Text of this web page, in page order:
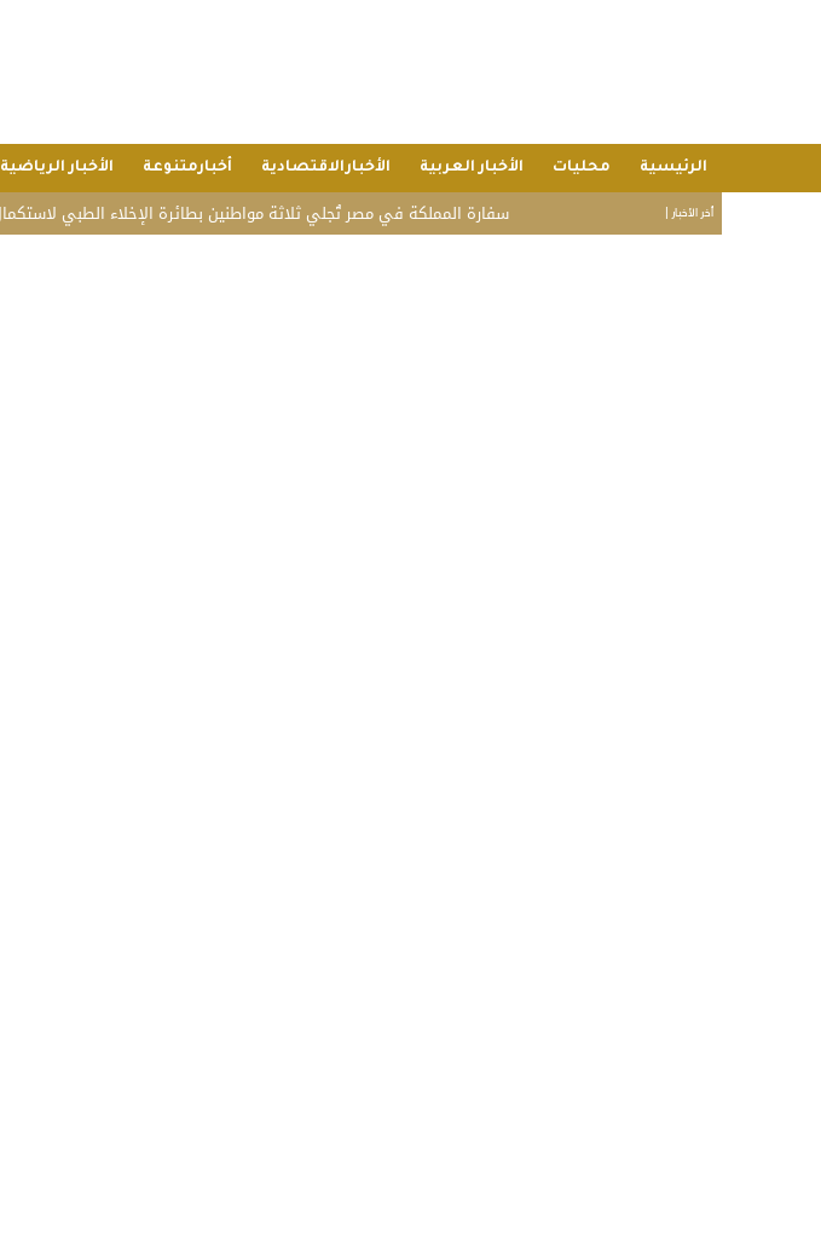
الرئيسية محليات الأخبار العربية الأخبارالاقتصادية أخبارمتنوعة الأخبار الرياضية
أخر الأخبار | سفارة المملكة في مصر تُجلي ثلاثة مواطنين بطائرة الإخلاء الطبي لاستكمال علاجهم